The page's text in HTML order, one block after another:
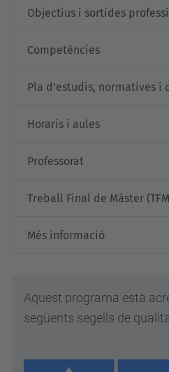
Objectius i sortides
Competències
Pla d'estudis, normatives i
Horaris i aules
Professorat
Treball Final de Màster
Més informació
Aquest programa està
següents segells de